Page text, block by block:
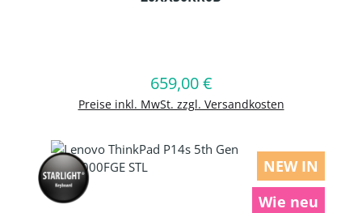
Regulärer Preis:
659,00 €
Preise inkl. MwSt. zzgl. Versandkosten
In den Warenkorb
NEW IN
Wie neu